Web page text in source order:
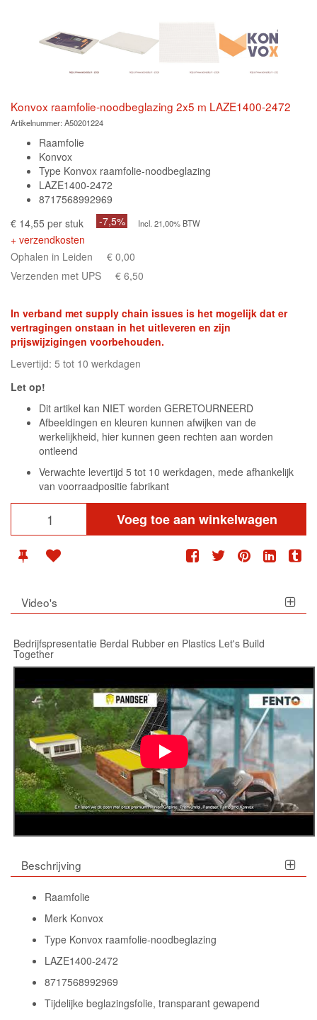
Konvox raamfolie-noodbeglazing 2x5 m LAZE1400-2472
Artikelnummer: A50201224
Raamfolie
Konvox
Type Konvox raamfolie-noodbeglazing
LAZE1400-2472
8717568992969
€ 14,55 per stuk
-7,5% Incl. 21,00% BTW
+ verzendkosten
Ophalen in Leiden
€ 0,00
Verzenden met UPS
€ 6,50
In verband met supply chain issues is het mogelijk dat er
vertragingen onstaan in het uitleveren en zijn
prijswijzigingen voorbehouden.
Levertijd: 5 tot 10 werkdagen
Let op!
Dit artikel kan NIET worden GERETOURNEERD
Afbeeldingen en kleuren kunnen afwijken van de
werkelijkheid, hier kunnen geen rechten aan worden
ontleend
Verwachte levertijd 5 tot 10 werkdagen, mede afhankelijk
van voorraadpositie fabrikant
Voeg toe aan winkelwagen
Video's
Bedrijfspresentatie Berdal Rubber en Plastics Let's Build
Together
Beschrijving
Raamfolie
Merk Konvox
Type Konvox raamfolie-noodbeglazing
LAZE1400-2472
8717568992969
Tijdelijke beglazingsfolie, transparant gewapend